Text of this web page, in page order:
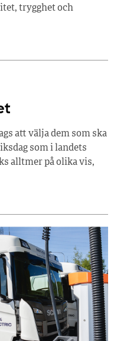
trygghet och
att välja dem som ska
som i landets
alltmer på olika vis,